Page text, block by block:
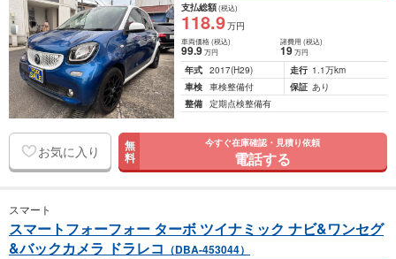
支払総額(税込)
118.9万円
車両価格(税込)
99.9万円
諸費用 (税込)
19 万円
年式 2017(H29) 走行 1.1万km
車検 車検整備付 保証 あり
整備 定期点検整備有
お気に入り 無
料
今すぐ在庫確認・見積り依頼
電話する
スマート
スマートフォーフォー ターボ ツイナミック ナビ&ワンセグ
&バックカメラ ドラレコ （DBA-453044）